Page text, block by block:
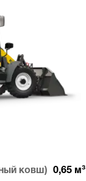
ковш) 0,65 м³